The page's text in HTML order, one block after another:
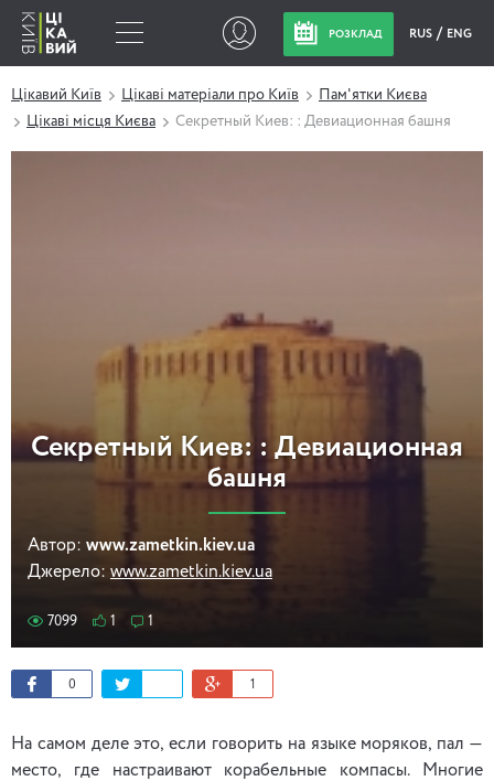
РОЗКЛАД RUS ENG
Цікавий Київ Цікаві матеріали про Київ
Пам'ятки Києва
Цікаві місця Києва
Секретный Киев: : Девиационная башня
Секретный Киев: : Девиационная
башня
Автор: www.zametkin.kiev.ua
Джерело: www.zametkin.kiev.ua
7099 1 1
0 1
На самом деле это, если говорить на языке моряков, пал —
место, где настраивают корабельные компасы. Многие